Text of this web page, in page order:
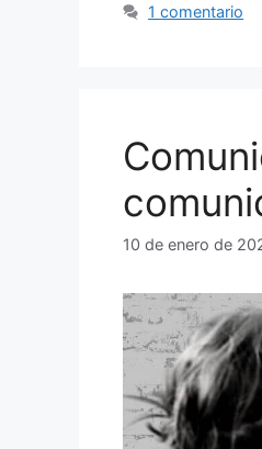
1 comentario
10 de enero de